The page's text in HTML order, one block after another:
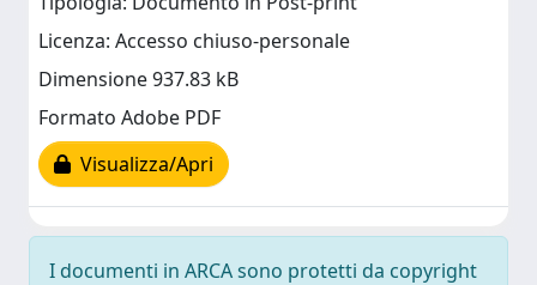
Licenza: Accesso chiuso-personale
Dimensione 937.83 kB
Formato Adobe PDF
Visualizza/Apri
I documenti in ARCA sono protetti da copyright